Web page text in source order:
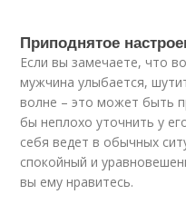
Приподнятое
Если вы замечаете, что
мужчина улыбается,
волне – это может быть
бы неплохо уточнить у
себя ведет в обычных
спокойный и
вы ему нравитесь.